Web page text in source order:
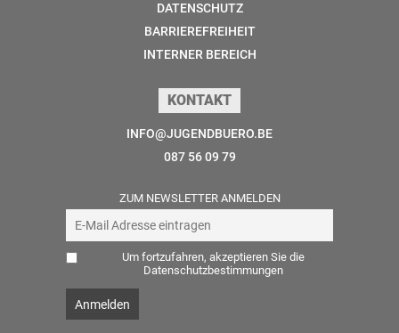
DATENSCHUTZ
BARRIEREFREIHEIT
INTERNER BEREICH
KONTAKT
INFO@JUGENDBUERO.BE
087 56 09 79
ZUM NEWSLETTER ANMELDEN
Um fortzufahren, akzeptieren Sie die
Datenschutzbestimmungen